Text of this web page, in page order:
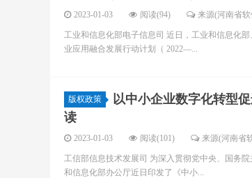
2023-01-03 阅读(94) 来源(河南省
工业和信息化部电子信息司 近日，工业和信息化
业应用融合发展行动计划（ 2022—...
版权政策
以中小企业数字化转型
读
2023-01-03 阅读(101) 来源(河南省
工信部信息技术发展司 为深入贯彻党中央、国务
和信息化部办公厅近日印发了《中小...